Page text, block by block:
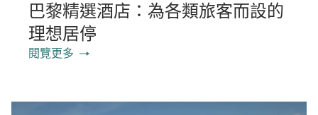
巴黎精選酒店：為各類旅客而設的
理想居停
閱覽更多